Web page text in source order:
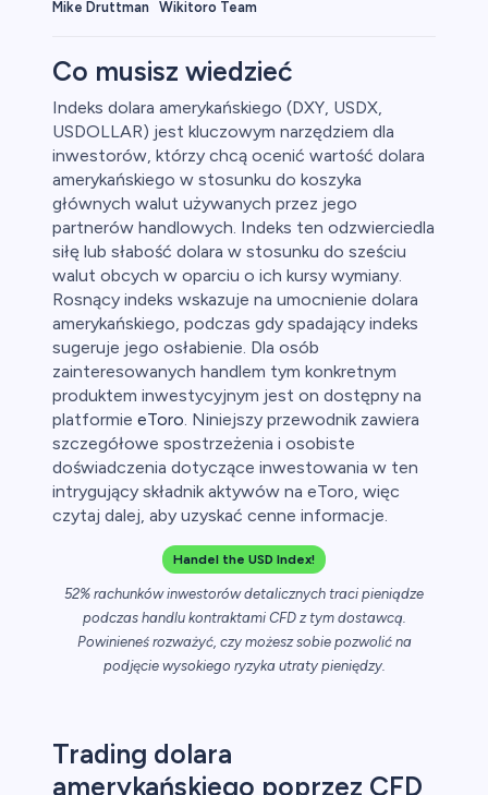
Mike Druttman Wikitoro Team
Co musisz wiedzieć
Indeks dolara amerykańskiego (DXY, USDX,
USDOLLAR) jest kluczowym narzędziem dla
inwestorów, którzy chcą ocenić wartość dolara
amerykańskiego w stosunku do koszyka
głównych walut używanych przez jego
partnerów handlowych. Indeks ten odzwierciedla
siłę lub słabość dolara w stosunku do sześciu
walut obcych w oparciu o ich kursy wymiany.
Rosnący indeks wskazuje na umocnienie dolara
amerykańskiego, podczas gdy spadający indeks
sugeruje jego osłabienie. Dla osób
zainteresowanych handlem tym konkretnym
produktem inwestycyjnym jest on dostępny na
platformie eToro. Niniejszy przewodnik zawiera
szczegółowe spostrzeżenia i osobiste
doświadczenia dotyczące inwestowania w ten
intrygujący składnik aktywów na eToro, więc
czytaj dalej, aby uzyskać cenne informacje.
Handel the USD Index!
52% rachunków inwestorów detalicznych traci pieniądze
podczas handlu kontraktami CFD z tym dostawcą.
Powinieneś rozważyć, czy możesz sobie pozwolić na
podjęcie wysokiego ryzyka utraty pieniędzy.
Trading dolara
amerykańskiego poprzez CFD